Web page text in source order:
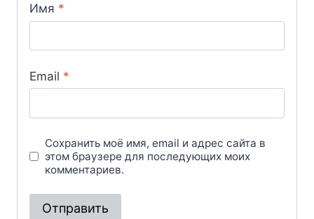
Имя *
Email *
Сохранить моё имя, email и адрес сайта в
этом браузере для последующих моих
комментариев.